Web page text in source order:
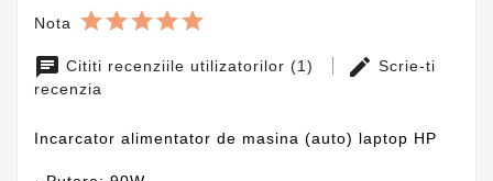
Nota
Cititi recenziile utilizatorilor (1)
Scrie-ti
recenzia
Incarcator alimentator de masina (auto) laptop HP